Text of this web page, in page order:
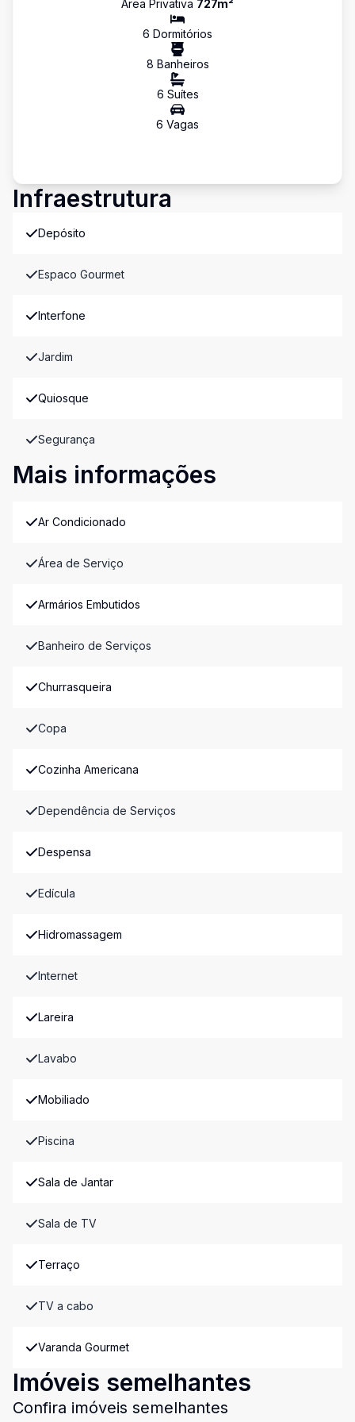
Área Privativa 727m²
6 Dormitórios
8 Banheiros
6 Suítes
6 Vagas
Infraestrutura
Depósito
Espaco Gourmet
Interfone
Jardim
Quiosque
Segurança
Mais informações
Ar Condicionado
Área de Serviço
Armários Embutidos
Banheiro de Serviços
Churrasqueira
Copa
Cozinha Americana
Dependência de Serviços
Despensa
Edícula
Hidromassagem
Internet
Lareira
Lavabo
Mobiliado
Piscina
Sala de Jantar
Sala de TV
Terraço
TV a cabo
Varanda Gourmet
Imóveis semelhantes
Confira imóveis semelhantes